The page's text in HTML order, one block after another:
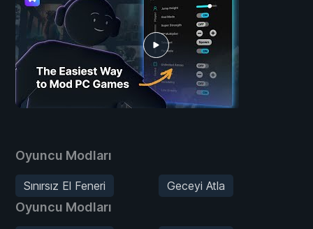
Oyuncu Modları
Sınırsız El Feneri Geceyi Atla
Oyuncu Modları